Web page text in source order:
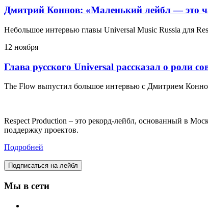
Дмитрий Коннов: «Маленький лейбл — это
Небольшое интервью главы Universal Music Russia для
12 ноября
Глава русского Universal рассказал о роли
The Flow выпустил большое интервью с Дмитрием
Respect Production – это рекорд-лейбл, основанный в
поддержку проектов.
Подробней
Подписаться на лейбл
Мы в сети